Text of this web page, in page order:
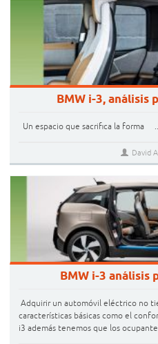
BMW i-3, análisis
Un espacio que sacrifica la forma
David
BMW i-3 análisis
Adquirir un automóvil eléctrico no
características básicas como el
i3 además tenemos que los